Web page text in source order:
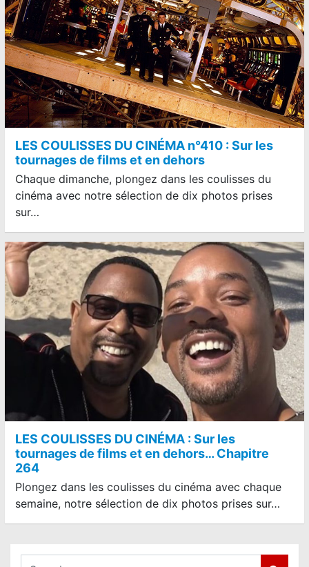
LES COULISSES DU CINÉMA n°410 : Sur les
tournages de films et en dehors
Chaque dimanche, plongez dans les coulisses du
cinéma avec notre sélection de dix photos prises
sur…
LES COULISSES DU CINÉMA : Sur les
tournages de films et en dehors… Chapitre
264
Plongez dans les coulisses du cinéma avec chaque
semaine, notre sélection de dix photos prises sur…